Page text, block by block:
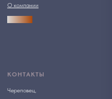
О компании
КОНТАКТЫ
Череповец,